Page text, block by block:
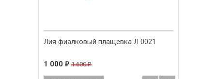
Лия фиалковый плащевка Л 0021
1 000 ₽ 1 600₽